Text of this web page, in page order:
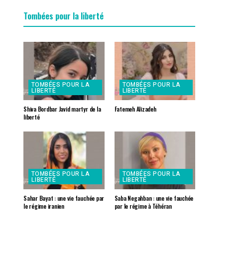
Tombées pour la liberté
TOMBÉES POUR LA
LIBERTÉ
Shiva Bordbar Javid martyr de la
liberté
TOMBÉES POUR LA
LIBERTÉ
Fatemeh Alizadeh
TOMBÉES POUR LA
LIBERTÉ
Sahar Bayat : une vie fauchée par
le régime iranien
TOMBÉES POUR LA
LIBERTÉ
Saba Negahban : une vie fauchée
par le régime à Téhéran